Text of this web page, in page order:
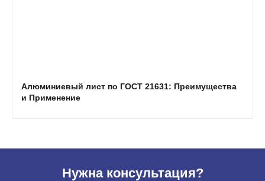
Алюминиевый лист по ГОСТ 21631: Преимущества
и Применение
Нужна консультация?